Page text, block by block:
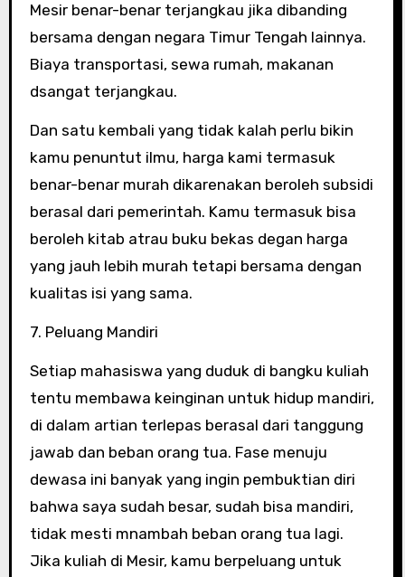
Mesir benar-benar terjangkau jika dibanding
bersama dengan negara Timur Tengah lainnya.
Biaya transportasi, sewa rumah, makanan
dsangat terjangkau.
Dan satu kembali yang tidak kalah perlu bikin
kamu penuntut ilmu, harga kami termasuk
benar-benar murah dikarenakan beroleh subsidi
berasal dari pemerintah. Kamu termasuk bisa
beroleh kitab atrau buku bekas degan harga
yang jauh lebih murah tetapi bersama dengan
kualitas isi yang sama.
7. Peluang Mandiri
Setiap mahasiswa yang duduk di bangku kuliah
tentu membawa keinginan untuk hidup mandiri,
di dalam artian terlepas berasal dari tanggung
jawab dan beban orang tua. Fase menuju
dewasa ini banyak yang ingin pembuktian diri
bahwa saya sudah besar, sudah bisa mandiri,
tidak mesti mnambah beban orang tua lagi.
Jika kuliah di Mesir, kamu berpeluang untuk